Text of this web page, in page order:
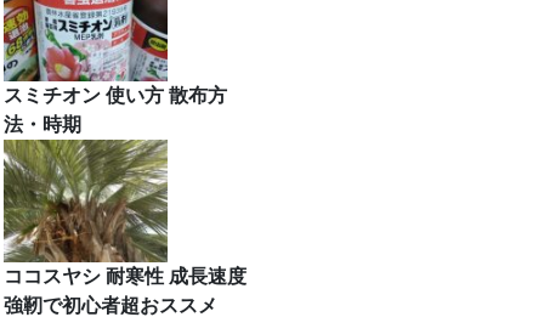
スミチオン 使い方 散布方
法・時期
ココスヤシ 耐寒性 成長速度
強靭で初心者超おススメ